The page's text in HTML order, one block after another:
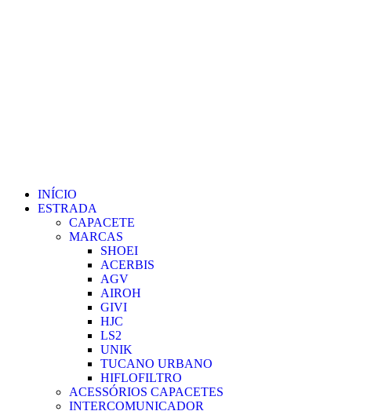
INÍCIO
ESTRADA
CAPACETE
MARCAS
SHOEI
ACERBIS
AGV
AIROH
GIVI
HJC
LS2
UNIK
TUCANO URBANO
HIFLOFILTRO
ACESSÓRIOS CAPACETES
INTERCOMUNICADOR